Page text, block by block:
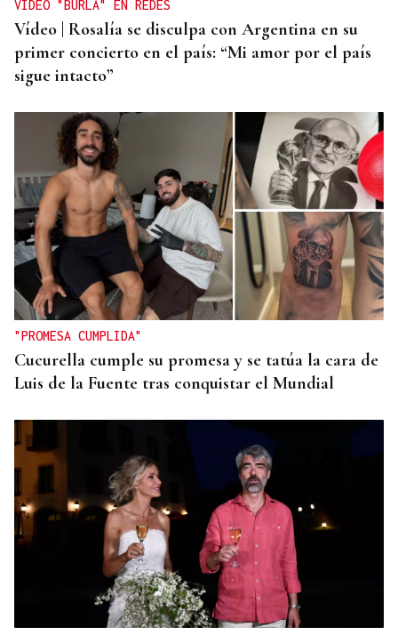
VÍDEO "BURLA" EN REDES
Vídeo | Rosalía se disculpa con Argentina en su
primer concierto en el país: “Mi amor por el país
sigue intacto”
"PROMESA CUMPLIDA"
Cucurella cumple su promesa y se tatúa la cara de
Luis de la Fuente tras conquistar el Mundial